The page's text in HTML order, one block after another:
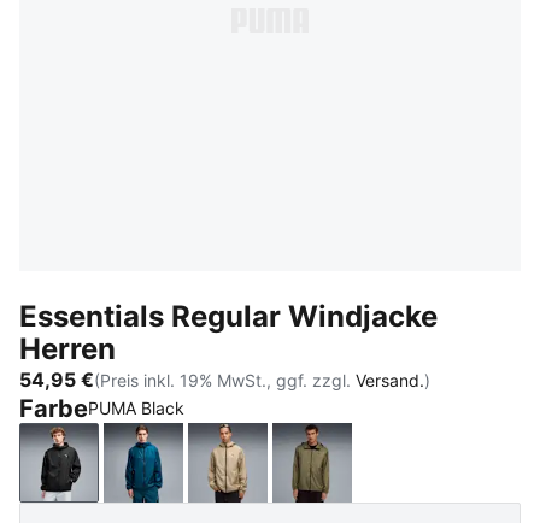
Essentials Regular Windjacke
Herren
54,95 €(Preis inkl. 19% MwSt., ggf. zzgl. Versand.)
FarbePUMA Black
PUMA BlackMidnight PetrolIce CoffeeLoden Green